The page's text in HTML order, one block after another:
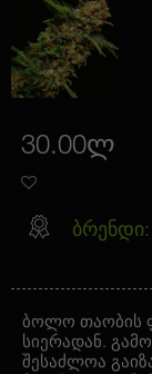
30.00ლ
ბრენდი:
ბოლო თაობის
სიერადან.
შესაძლოა